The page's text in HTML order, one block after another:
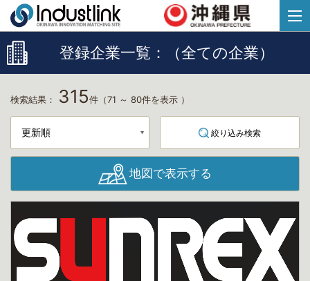
登録企業一覧：（全ての企業）
検索結果： 315件 （71 ～ 80件を表示 ）
絞り込み検索
地図で表示する